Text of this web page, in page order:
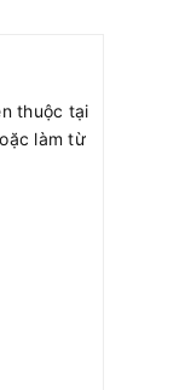
thuộc tại
làm từ